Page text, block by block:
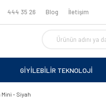
444 35 26 Blog İletişim
GİYİLEBİLİR TEKNOLOJİ
- Siyah